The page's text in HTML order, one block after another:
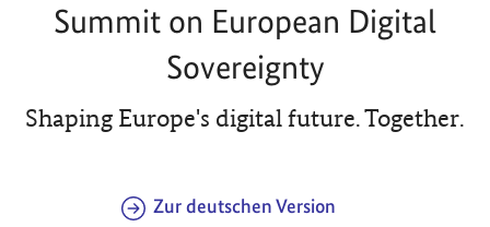
Summit on European Digital
Sovereignty
Shaping Europe's digital future. Together.
Zur deutschen Version